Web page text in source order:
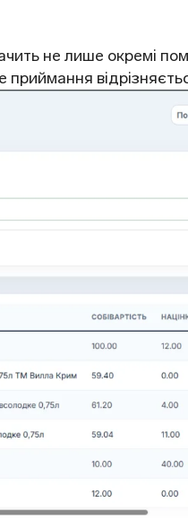
не лише окремі
приймання